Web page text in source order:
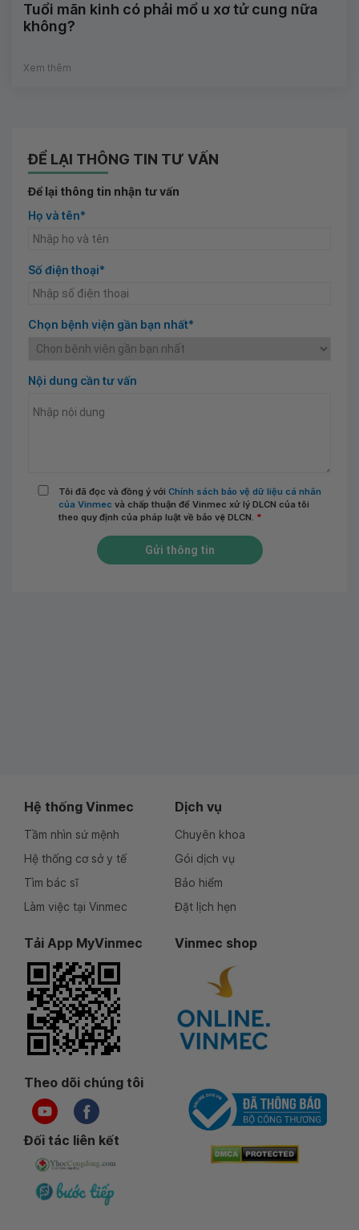
Tuổi mãn kinh có phải mổ u xơ tử cung nữa
không?
Xem thêm
ĐỂ LẠI THÔNG TIN TƯ VẤN
Để lại thông tin nhận tư vấn
Họ và tên*
Số điện thoại*
Chọn bệnh viện gần bạn nhất*
Nội dung cần tư vấn
Tôi đã đọc và đồng ý với Chính sách bảo vệ dữ liệu cá nhân
của Vinmec và chấp thuận để Vinmec xử lý DLCN của tôi
theo quy định của pháp luật về bảo vệ DLCN. *
Gửi thông tin
Hệ thống Vinmec
Tầm nhìn sứ mệnh
Hệ thống cơ sở y tế
Tìm bác sĩ
Làm việc tại Vinmec
Dịch vụ
Chuyên khoa
Gói dịch vụ
Bảo hiểm
Đặt lịch hẹn
Tải App MyVinmec Vinmec shop
Theo dõi chúng tôi
Đối tác liên kết